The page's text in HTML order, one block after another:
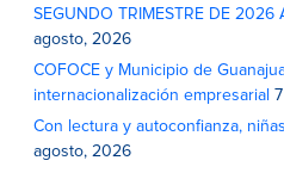
SEGUNDO TRIMESTRE DE 2026
agosto, 2026
COFOCE y Municipio de
internacionalización empresarial
Con lectura y autoconfianza,
agosto, 2026